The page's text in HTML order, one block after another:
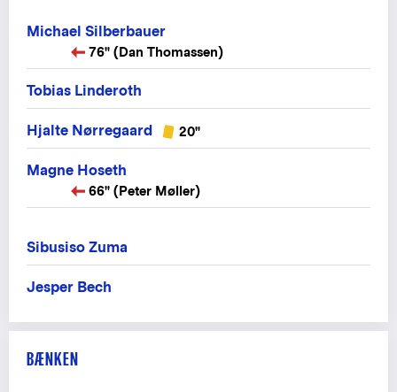
Michael Silberbauer
76" (Dan Thomassen)
Tobias Linderoth
Hjalte Nørregaard 20"
Magne Hoseth
66" (Peter Møller)
Sibusiso Zuma
Jesper Bech
BÆNKEN